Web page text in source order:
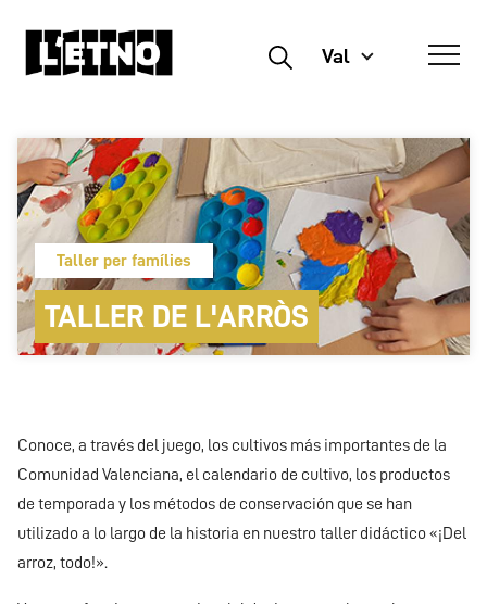
Buscar Val
Taller per famílies
TALLER DE L'ARRÒS
Conoce, a través del juego, los cultivos más importantes de la
Comunidad Valenciana, el calendario de cultivo, los productos
de temporada y los métodos de conservación que se han
utilizado a lo largo de la historia en nuestro taller didáctico «¡Del
arroz, todo!».